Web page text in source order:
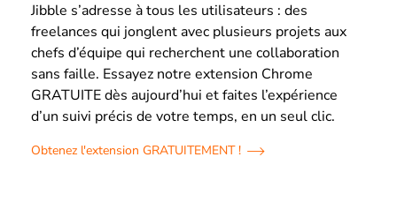
Jibble s’adresse à tous les utilisateurs : des
freelances qui jonglent avec plusieurs projets aux
chefs d’équipe qui recherchent une collaboration
sans faille. Essayez notre extension Chrome
GRATUITE dès aujourd’hui et faites l’expérience
d’un suivi précis de votre temps, en un seul clic.
Obtenez l'extension GRATUITEMENT !